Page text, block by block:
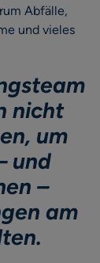
Abfälle,
und vieles
nicht
um
und
–
am